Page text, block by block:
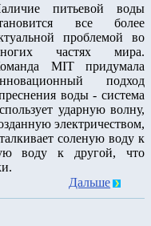
питьевой воды
все более
проблемой во
частях мира.
MIT придумала
подход
воды - система
ударную волну,
электричеством,
соленую воду к
воду к другой, что
Дальше